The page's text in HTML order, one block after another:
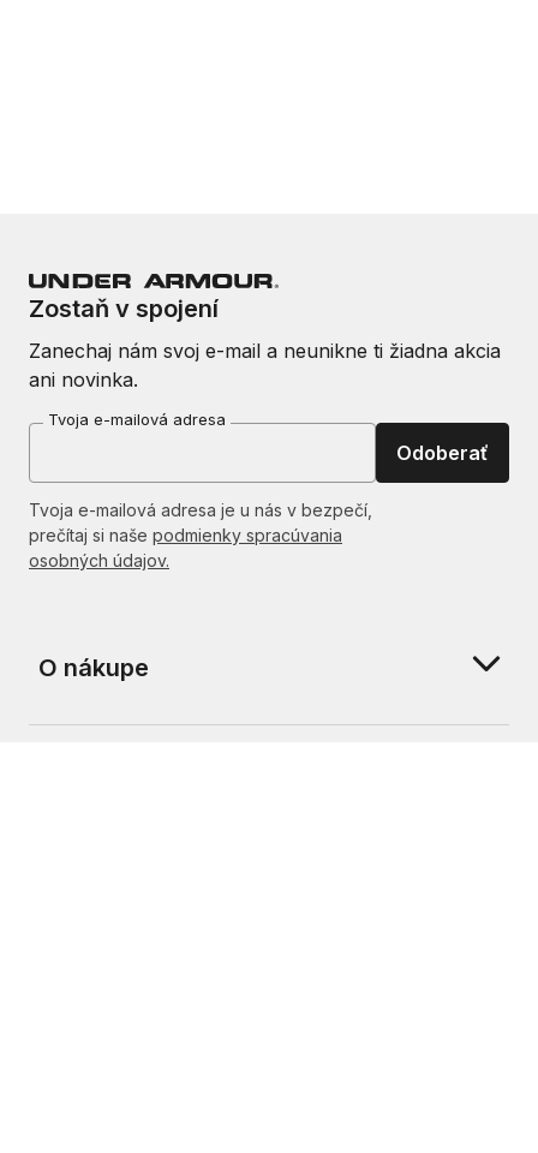
Zostaň v spojení
Zanechaj nám svoj e-mail a neunikne ti žiadna akcia
ani novinka.
Tvoja e-mailová adresa
Odoberať
Tvoja e-mailová adresa je u nás v bezpečí,
prečítaj si naše podmienky spracúvania
osobných údajov.
O nákupe